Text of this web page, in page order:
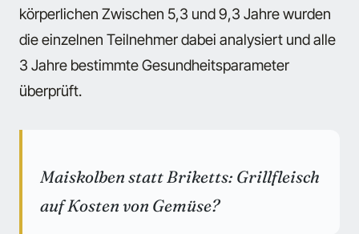
körperlichen Zwischen 5,3 und 9,3 Jahre wurden
die einzelnen Teilnehmer dabei analysiert und alle
3 Jahre bestimmte Gesundheitsparameter
überprüft.
Maiskolben statt Briketts: Grillfleisch
auf Kosten von Gemüse?